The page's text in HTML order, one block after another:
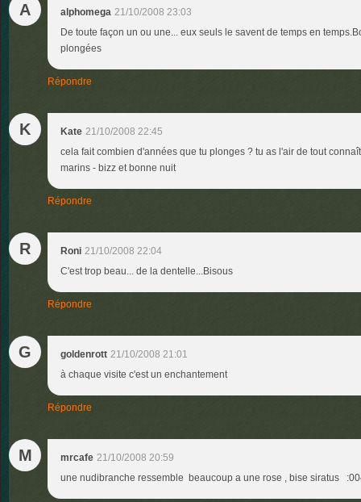
A alphomega 21/10/2008 23:03
De toute façon un ou une... eux seuls le savent de temps en
plongées
Répondre
K Kate 21/10/2008 22:45
cela fait combien d'années que tu plonges ? tu as l'air de tout
marins - bizz et bonne nuit
Répondre
R Roni 21/10/2008 22:04
C'est trop beau... de la dentelle...Bisous
Répondre
G goldenrott 21/10/2008 21:01
à chaque visite c'est un enchantement
Répondre
M mrcafe 21/10/2008 20:59
une nudibranche ressemble beaucoup a une rose , bise siratus